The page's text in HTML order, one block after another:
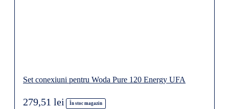
Set conexiuni pentru Woda Pure 120 Energy UFA
În stoc magazin
279,51 lei